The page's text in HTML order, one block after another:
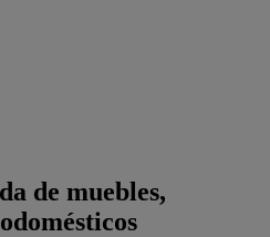
de muebles,